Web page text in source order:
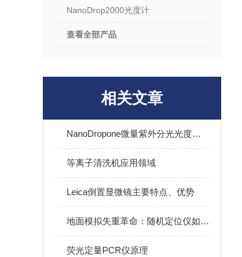
NanoDrop2000光度计
查看全部产品
相关文章
NanoDropone微量紫外分光光度计的原理与应用
等离子清洗机应用领域
Leica倒置显微镜主要特点、优势
地面模拟失重革命：随机定位仪如何改变传统太空细胞实验
荧光定量PCR仪原理